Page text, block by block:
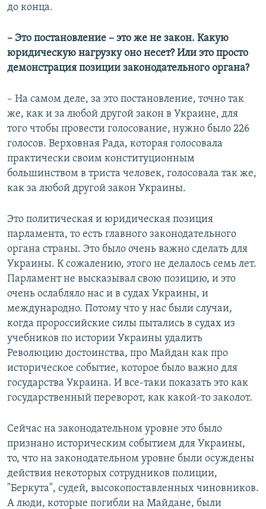
до конца.
– Это постановление – это же не закон. Какую
юридическую нагрузку оно несет? Или это просто
демонстрация позиции законодательного органа?
– На самом деле, за это постановление, точно так
же, как и за любой другой закон в Украине, для
того чтобы провести голосование, нужно было 226
голосов. Верховная Рада, которая голосовала
практически своим конституционным
большинством в триста человек, голосовала так же,
как за любой другой закон Украины.
Это политическая и юридическая позиция
парламента, то есть главного законодательного
органа страны. Это было очень важно сделать для
Украины. К сожалению, этого не делалось семь лет.
Парламент не высказывал свою позицию, и это
очень ослабляло нас и в судах Украины, и
международно. Потому что у нас были случаи,
когда пророссийские силы пытались в судах из
учебников по истории Украины удалить
Революцию достоинства, про Майдан как про
историческое событие, которое было важно для
государства Украина. И все-таки показать это как
государственный переворот, как какой-то заколот.
Сейчас на законодательном уровне это было
признано историческим событием для Украины,
то, что на законодательном уровне были осуждены
действия некоторых сотрудников полиции,
"Беркута", судей, высокопоставленных чиновников.
А люди, которые погибли на Майдане, были